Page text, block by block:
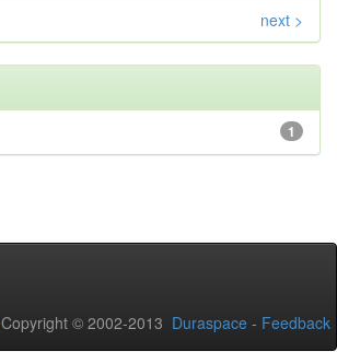
next >
1
Copyright © 2002-2013 Duraspace - Feedback